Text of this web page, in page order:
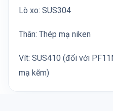
Lò xo: SUS304
Thân: Thép mạ niken
Vít: SUS410 (đối với
mạ kẽm)